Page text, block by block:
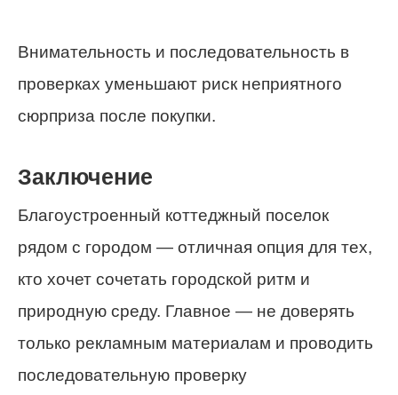
Внимательность и последовательность в
проверках уменьшают риск неприятного
сюрприза после покупки.
Заключение
Благоустроенный коттеджный поселок
рядом с городом — отличная опция для тех,
кто хочет сочетать городской ритм и
природную среду. Главное — не доверять
только рекламным материалам и проводить
последовательную проверку